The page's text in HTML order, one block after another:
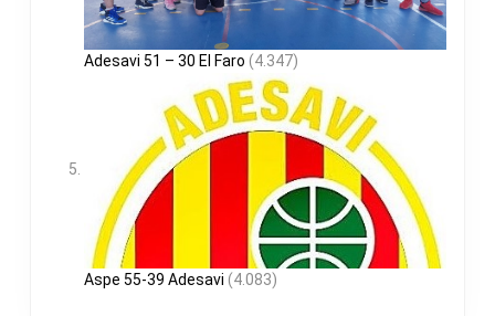
Adesavi 51 – 30 El Faro (4.347)
Aspe 55-39 Adesavi (4.083)